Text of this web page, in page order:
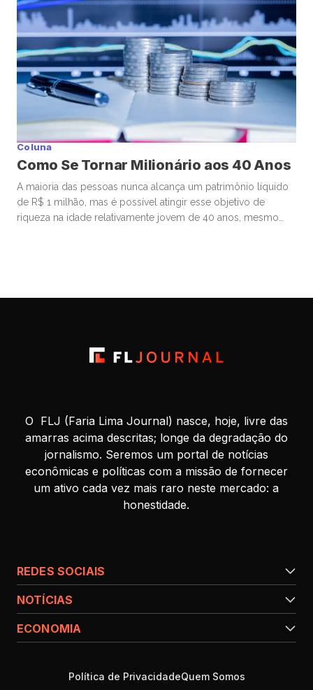
Coluna
Como Se Tornar Milionário aos 40 Anos
A maioria das pessoas nunca alcança um patrimônio líquido
de R$ 1 milhão, mas é possível atingir esse objetivo de
riqueza na idade relativamente jovem de 40 anos, mesmo
O FLJ (Faria Lima Journal) nasce, hoje, livre das
amarras acima descritas; longe da degradação do
jornalismo. Seremos um portal de notícias
econômicas e políticas com a missão de fornecer
um ativo cada vez mais raro neste mercado: a
honestidade.
REDES SOCIAIS
NOTÍCIAS
ECONOMIA
Política de PrivacidadeQuem Somos